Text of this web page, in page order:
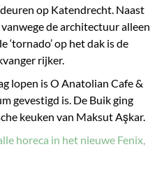
op Katendrecht. Naast
de architectuur alleen
‘tornado’ op het dak is de
rijker.
lopen is O Anatolian Cafe &
gevestigd is. De Buik ging
keuken van Maksut Aşkar.
horeca in het nieuwe Fenix,